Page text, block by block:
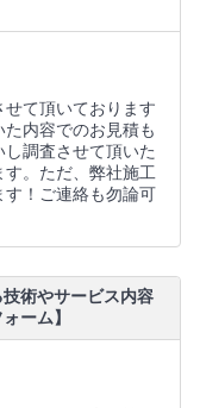
て頂いております
内容でのお見積も
調査させて頂いた
。ただ、弊社施工
！ご連絡も勿論可
術やサービス内容
ーム】